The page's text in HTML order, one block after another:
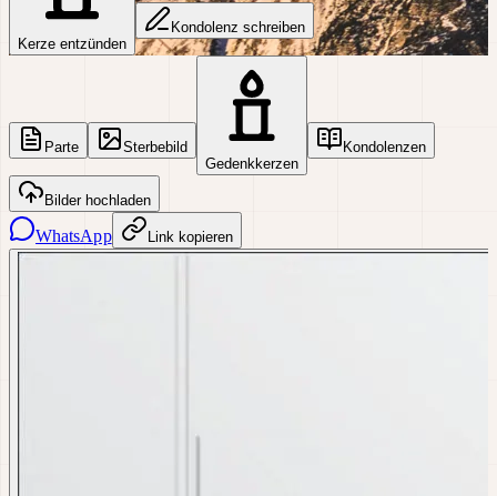
Kerze entzünden
Kondolenz schreiben
Parte
Sterbebild
Gedenkkerzen
Kondolenzen
Bilder hochladen
WhatsApp Link kopieren